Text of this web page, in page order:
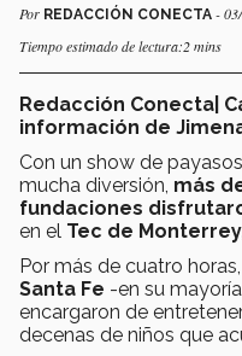
Por REDACCIÓN CONECTA -
Tiempo estimado de lectura:2 mins
Redacción Conecta|
información de
Con un show de
mucha diversión, más
fundaciones
en el Tec de
Por más de cuatro horas,
Santa Fe -en su
encargaron de
decenas de niños que